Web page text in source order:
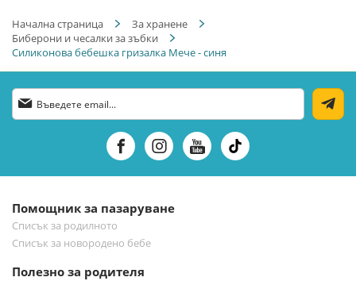
Начална страница
За хранене
Биберони и чесалки за зъбки
Силиконова бебешка гризалка Мече - синя
Абонирай
се
бюлетин:
Помощник за пазаруване
Списък за родилното
Списък за новородено бебе
Полезно за родителя